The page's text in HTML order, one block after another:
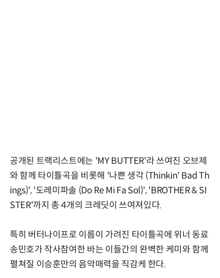
공개된 트랙리스트에는 'MY BUTTER'라 쓰여진 오브제
와 함께 타이틀곡을 비롯해 '나쁜 생각 (Thinkin' Bad Th
ings)', '도레미파솔 (Do Re Mi Fa Sol)', 'BROTHER & SI
STER'까지 총 4개의 크레딧이 쓰여져있다.
특히 버터나이프로 이름이 가려진 타이틀곡에 위너 동료
송민호가 작사참여한 바는 이들간의 완벽한 케미와 함께
펼쳐질 이승훈만의 음악매력을 직감케 한다.